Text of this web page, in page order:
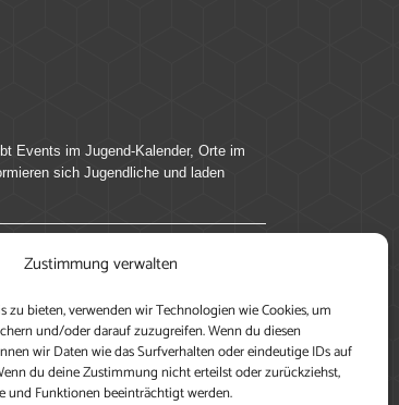
Zustimmung verwalten
zu bieten, verwenden wir Technologien wie Cookies, um
und/oder darauf zuzugreifen. Wenn du diesen
wir Daten wie das Surfverhalten oder eindeutige IDs auf
du deine Zustimmung nicht erteilst oder zurückziehst,
und Funktionen beeinträchtigt werden.
Events im Jugend-Kalender, Orte im
sich Jugendliche und laden
Perspektive und veröffentliche
können, ein Profil anzulegen, eigene